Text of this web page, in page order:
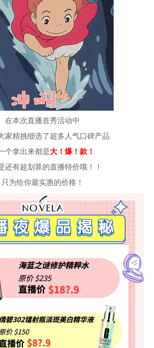
在本次直播首秀活动中
家精挑细选了超多人气口碑产品
个拿出来都是大！爆！款！
还有超划算的直播特价哦！！
只为给你最实惠的价格！